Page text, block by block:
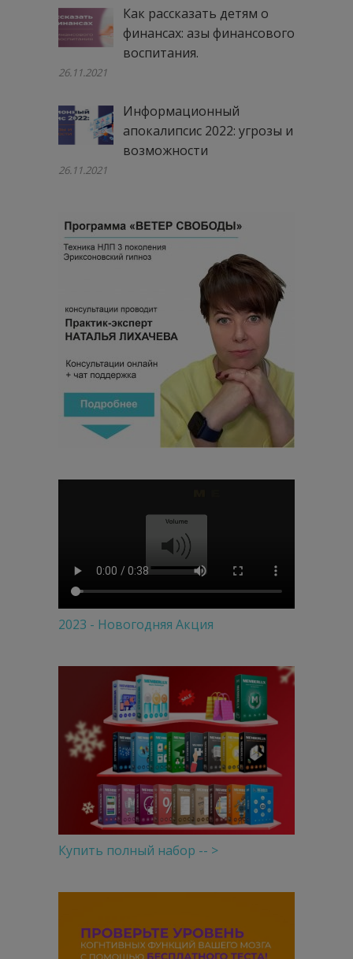
Как рассказать детям о
финансах: азы финансового
воспитания.
26.11.2021
Информационный
апокалипсис 2022: угрозы и
возможности
26.11.2021
2023 - Новогодняя Акция
Купить полный набор -- >